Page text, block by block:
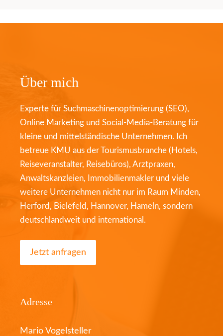
Über mich
Experte für Suchmaschinenoptimierung (SEO),
Online Marketing und Social-Media-Beratung für
kleine und mittelständische Unternehmen. Ich
betreue KMU aus der Tourismusbranche (Hotels,
Reiseveranstalter, Reisebüros), Arztpraxen,
Anwaltskanzleien, Immobilienmakler und viele
weitere Unternehmen nicht nur im Raum Minden,
Herford, Bielefeld, Hannover, Hameln, sondern
deutschlandweit und international.
Jetzt anfragen
Adresse
Mario Vogelsteller